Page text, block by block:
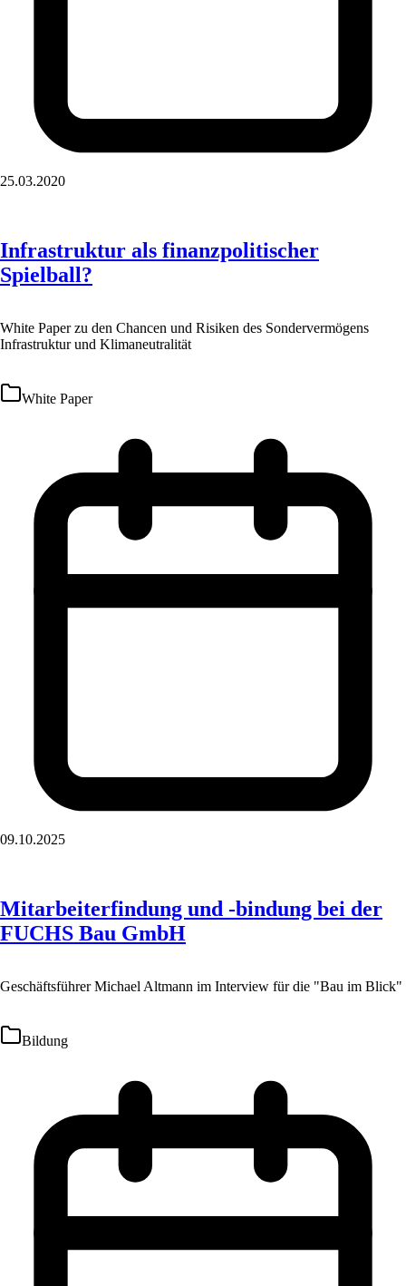
25.03.2020
Infrastruktur als finanzpolitischer
Spielball?
White Paper zu den Chancen und Risiken des Sondervermögens
Infrastruktur und Klimaneutralität
White Paper
09.10.2025
Mitarbeiterfindung und -bindung bei der
FUCHS Bau GmbH
Geschäftsführer Michael Altmann im Interview für die "Bau im Blick"
Bildung